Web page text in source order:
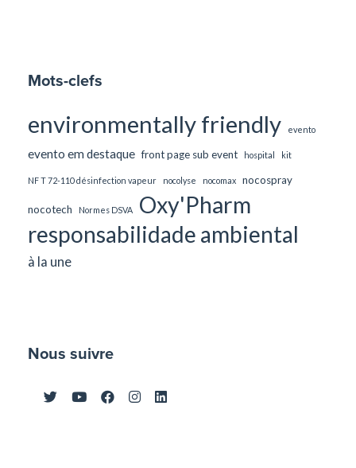
Mots-clefs
environmentally friendly evento
evento em destaque front page sub event hospital kit
NF T 72-110 désinfection vapeur nocolyse nocomax nocospray
nocotech Normes DSVA
Oxy'Pharm
responsabilidade ambiental
à la une
Nous suivre